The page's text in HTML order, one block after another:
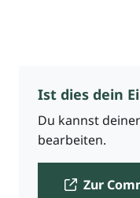
Ist dies dein
Du kannst
bearbeiten.
Zur